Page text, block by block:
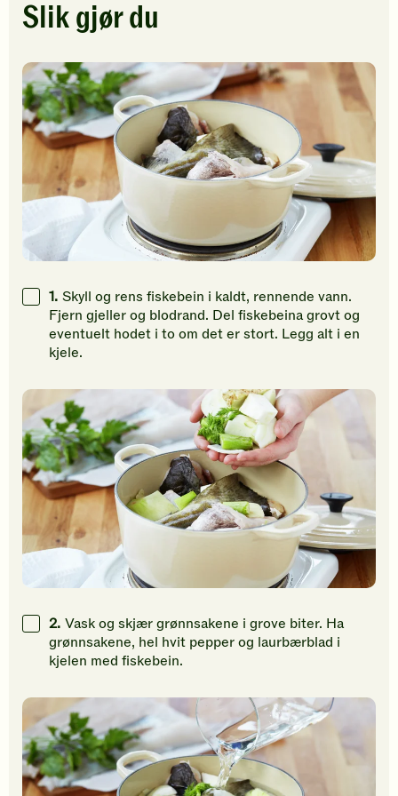
stjerner.
Klikk
gi
din
vurdering.
å
gi
din
vurdering.
å
gi
din
Slik gjør du
1. Skyll og rens fiskebein i kaldt, rennende vann.
Fjern gjeller og blodrand. Del fiskebeina grovt og
eventuelt hodet i to om det er stort. Legg alt i en
kjele.
2. Vask og skjær grønnsakene i grove biter. Ha
grønnsakene, hel hvit pepper og laurbærblad i
kjelen med fiskebein.